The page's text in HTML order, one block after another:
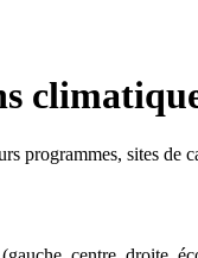
programmes, sites de